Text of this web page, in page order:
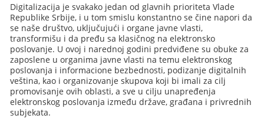
Digitalizacija je svakako jedan od glavnih prioriteta Vlade
Republike Srbije, i u tom smislu konstantno se čine napori da
se naše društvo, uključujući i organe javne vlasti,
transformišu i da pređu sa klasičnog na elektronsko
poslovanje. U ovoj i narednoj godini predviđene su obuke za
zaposlene u organima javne vlasti na temu elektronskog
poslovanja i informacione bezbednosti, podizanje digitalnih
veština, kao i organizovanje skupova koji bi imali za cilj
promovisanje ovih oblasti, a sve u cilju unapređenja
elektronskog poslovanja između države, građana i privrednih
subjekata.